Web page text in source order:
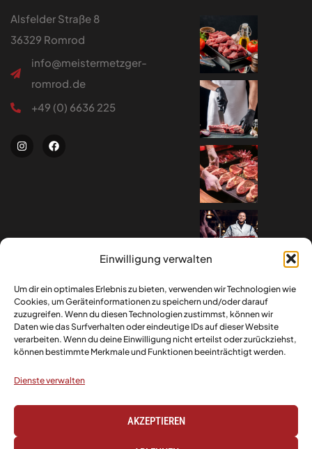
Einwilligung verwalten
Um dir ein optimales Erlebnis zu bieten, verwenden wir Technologien wie
Cookies, um Geräteinformationen zu speichern und/oder darauf
zuzugreifen. Wenn du diesen Technologien zustimmst, können wir
Daten wie das Surfverhalten oder eindeutige IDs auf dieser Website
verarbeiten. Wenn du deine Einwilligung nicht erteilst oder zurückziehst,
können bestimmte Merkmale und Funktionen beeinträchtigt werden.
Dienste verwalten
AKZEPTIEREN
Alsfelder Straße 8
36329 Romrod
info@meistermetzger-
romrod.de
+49 (0) 6636 225